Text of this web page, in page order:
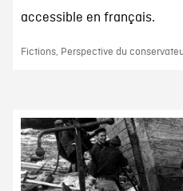
accessible en français.
Fictions, Perspective du